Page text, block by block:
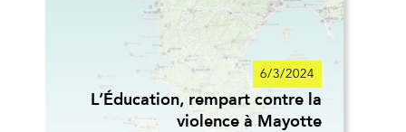
6/3/2024
L’Éducation, rempart contre la
violence à Mayotte